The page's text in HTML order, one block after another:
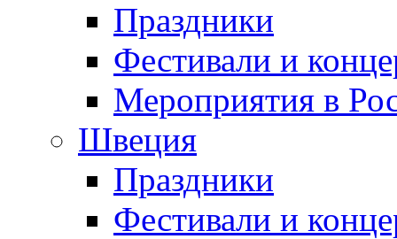
Праздники
Фестивали и
Мероприятия в
Швеция
Праздники
Фестивали и